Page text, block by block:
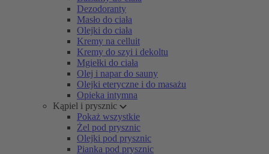
Dezodoranty
Masło do ciała
Olejki do ciała
Kremy na celluit
Kremy do szyi i dekoltu
Mgiełki do ciała
Olej i napar do sauny
Olejki eteryczne i do masażu
Opieka intymna
Kąpiel i prysznic
Pokaż wszystkie
Żel pod prysznic
Olejki pod prysznic
Pianka pod prysznic